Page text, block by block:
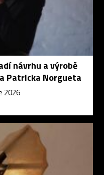
návrhu a výrobě
Patricka Norgueta
2026